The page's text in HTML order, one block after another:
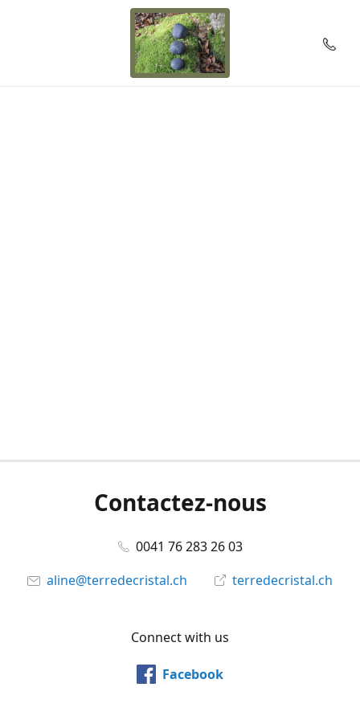
Contactez-nous
0041 76 283 26 03
aline@terredecristal.ch
terredecristal.ch
Connect with us
Facebook